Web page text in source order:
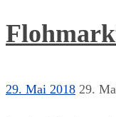
29. Mai 2018 29.